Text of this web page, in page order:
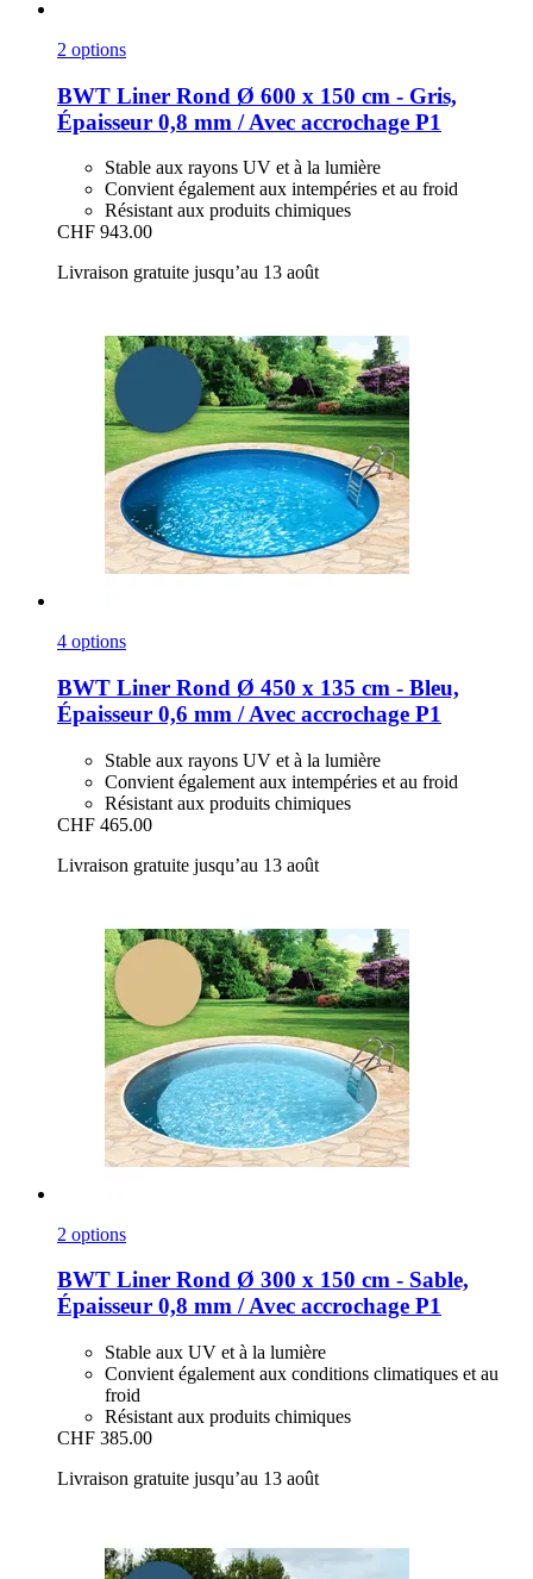
2 options
BWT Liner Rond Ø 600 x 150 cm -​ Gris,
Épaisseur 0,8 mm / Avec accrochage P1
Stable aux rayons UV et à la lumière
Convient également aux intempéries et au froid
Résistant aux produits chimiques
CHF 943.00
Livraison gratuite jusqu’au 13 août
4 options
BWT Liner Rond Ø 450 x 135 cm -​ Bleu,
Épaisseur 0,6 mm / Avec accrochage P1
Stable aux rayons UV et à la lumière
Convient également aux intempéries et au froid
Résistant aux produits chimiques
CHF 465.00
Livraison gratuite jusqu’au 13 août
2 options
BWT Liner Rond Ø 300 x 150 cm -​ Sable,
Épaisseur 0,8 mm / Avec accrochage P1
Stable aux UV et à la lumière
Convient également aux conditions climatiques et au
froid
Résistant aux produits chimiques
CHF 385.00
Livraison gratuite jusqu’au 13 août